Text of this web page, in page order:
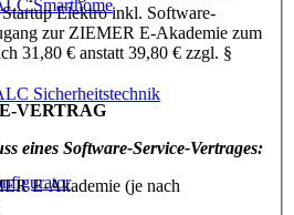
Smarthome
Sicherheitstechnik
Elektro inkl. Software-
zur ZIEMER E-Akademie zum
31,80 € anstatt 39,80 € zzgl. §
VERTRAG
eines Software-Service-Vertrages:
E-Akademie (je nach